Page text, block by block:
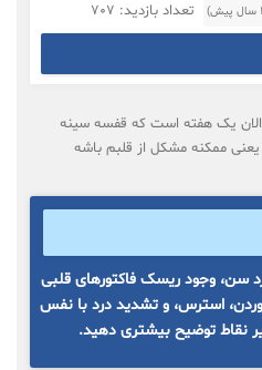
تعداد بازدید: 707
یک هفته است که قفسه سینه
ممکنه مشکل از قلبم باشه
سن، وجود ریسک فاکتورهای قلبی
استرس، و تشدید درد با نفس
نقاط توضیح بیشتری دهید.